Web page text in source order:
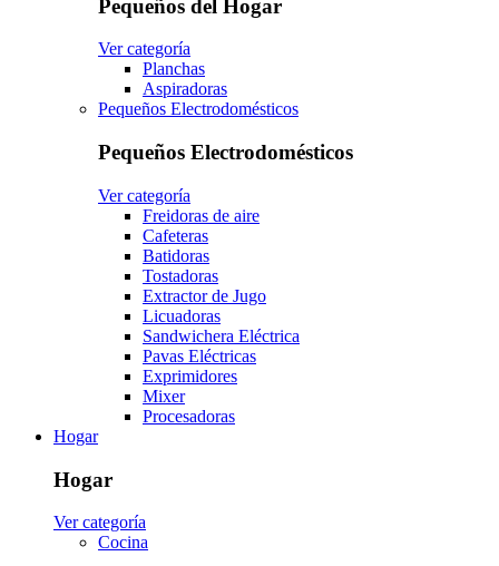
Pequeños del Hogar
Ver categoría
Planchas
Aspiradoras
Pequeños Electrodomésticos
Pequeños Electrodomésticos
Ver categoría
Freidoras de aire
Cafeteras
Batidoras
Tostadoras
Extractor de Jugo
Licuadoras
Sandwichera Eléctrica
Pavas Eléctricas
Exprimidores
Mixer
Procesadoras
Hogar
Hogar
Ver categoría
Cocina